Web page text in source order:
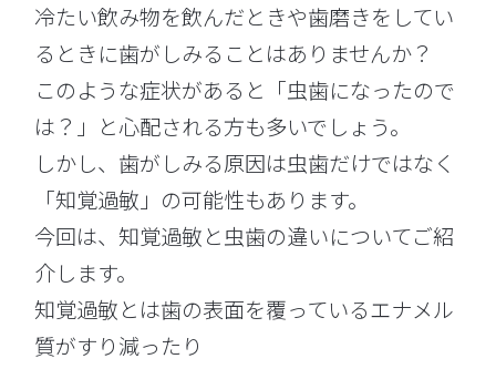
冷たい飲み物を飲んだときや歯磨きをしてい
るときに歯がしみることはありませんか？
このような症状があると「虫歯になったので
は？」と心配される方も多いでしょう。
しかし、歯がしみる原因は虫歯だけではなく
「知覚過敏」の可能性もあります。
今回は、知覚過敏と虫歯の違いについてご紹
介します。
知覚過敏とは歯の表面を覆っているエナメル
質がすり減ったり